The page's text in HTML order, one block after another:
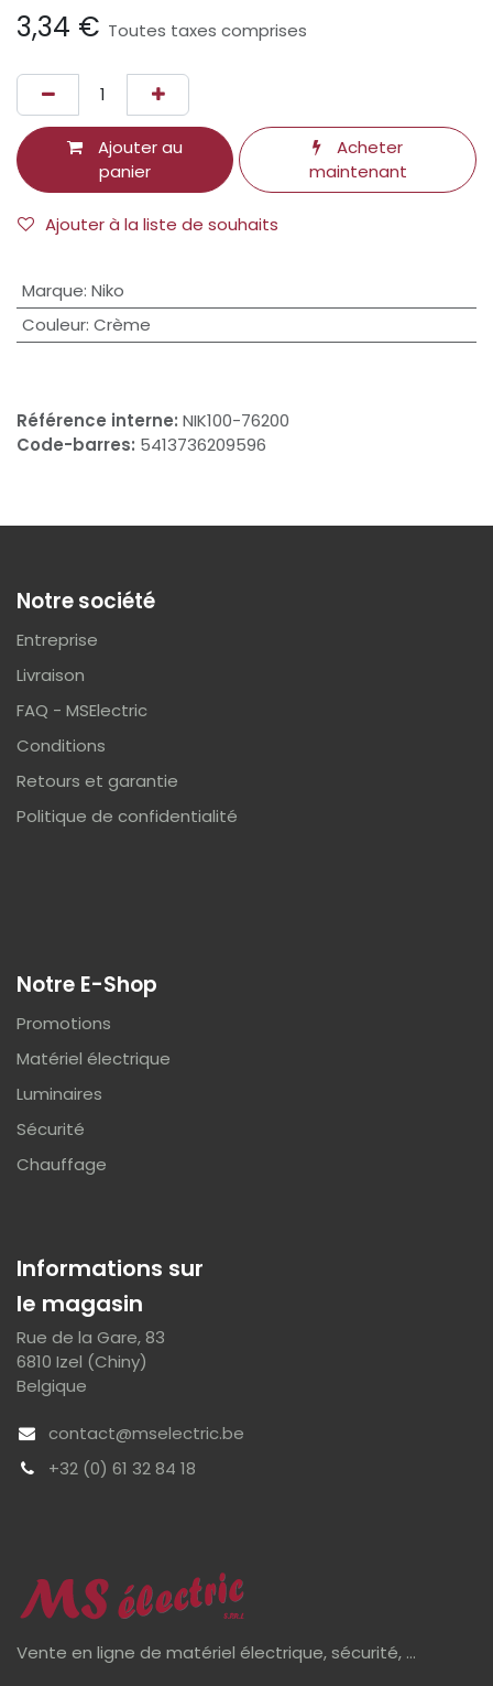
3,34 € Toutes taxes comprises
Ajouter au
panier
Acheter
maintenant
Ajouter à la liste de souhaits
Marque: Niko
Couleur: Crème
Référence interne: NIK100-76200
Code-barres: 5413736209596
Informations sur
le magasin
Rue de la Gare, 83
6810 Izel (Chiny)
Belgique
contact@mselectric.be
+32 (0) 61 32 84 18
Notre société
Entreprise
Livraison
FAQ - MSElectric
Conditions
Retours et garantie
Politique de confidentialité
Vente en ligne de matériel électrique, sécurité, ...
Notre E-Shop
Promotions
Matériel électrique
Luminaires
Sécurité
Chauffage